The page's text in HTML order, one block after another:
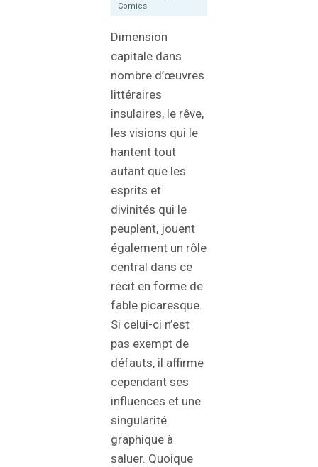
Comics
Dimension
capitale dans
nombre d’œuvres
littéraires
insulaires, le rêve,
les visions qui le
hantent tout
autant que les
esprits et
divinités qui le
peuplent, jouent
également un rôle
central dans ce
récit en forme de
fable picaresque.
Si celui-ci n’est
pas exempt de
défauts, il affirme
cependant ses
influences et une
singularité
graphique à
saluer. Quoique